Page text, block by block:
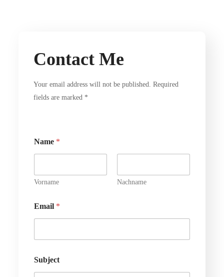
Contact Me
Your email address will not be published. Required
fields are marked *
Name *
Vorname Nachname
Email *
Subject